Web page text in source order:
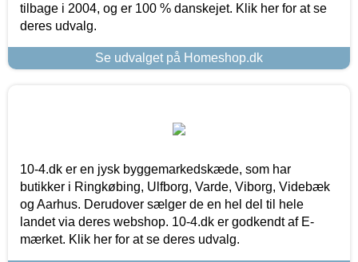
tilbage i 2004, og er 100 % danskejet. Klik her for at se
deres udvalg.
Se udvalget på Homeshop.dk
10-4.dk er en jysk byggemarkedskæde, som har
butikker i Ringkøbing, Ulfborg, Varde, Viborg, Videbæk
og Aarhus. Derudover sælger de en hel del til hele
landet via deres webshop. 10-4.dk er godkendt af E-
mærket. Klik her for at se deres udvalg.